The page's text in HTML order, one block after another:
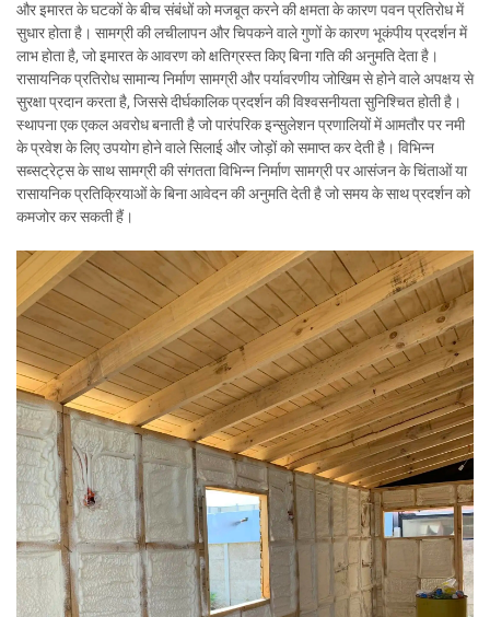
और इमारत के घटकों के बीच संबंधों को मजबूत करने की क्षमता के कारण पवन प्रतिरोध में
सुधार होता है। सामग्री की लचीलापन और चिपकने वाले गुणों के कारण भूकंपीय प्रदर्शन में
लाभ होता है, जो इमारत के आवरण को क्षतिग्रस्त किए बिना गति की अनुमति देता है।
रासायनिक प्रतिरोध सामान्य निर्माण सामग्री और पर्यावरणीय जोखिम से होने वाले अपक्षय से
सुरक्षा प्रदान करता है, जिससे दीर्घकालिक प्रदर्शन की विश्वसनीयता सुनिश्चित होती है।
स्थापना एक एकल अवरोध बनाती है जो पारंपरिक इन्सुलेशन प्रणालियों में आमतौर पर नमी
के प्रवेश के लिए उपयोग होने वाले सिलाई और जोड़ों को समाप्त कर देती है। विभिन्न
सब्सट्रेट्स के साथ सामग्री की संगतता विभिन्न निर्माण सामग्री पर आसंजन के चिंताओं या
रासायनिक प्रतिक्रियाओं के बिना आवेदन की अनुमति देती है जो समय के साथ प्रदर्शन को
कमजोर कर सकती हैं।